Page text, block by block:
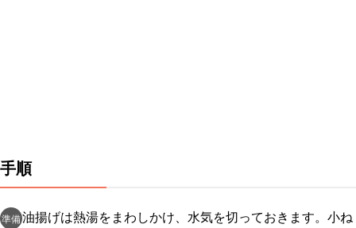
手順
準備油揚げは熱湯をまわしかけ、水気を切っておきます。小ね